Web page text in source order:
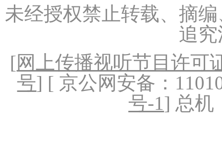
未经授权禁止转载、摘
追
[网上传播视听节目许可
号] [ 京公网安备：
号-1] 总机